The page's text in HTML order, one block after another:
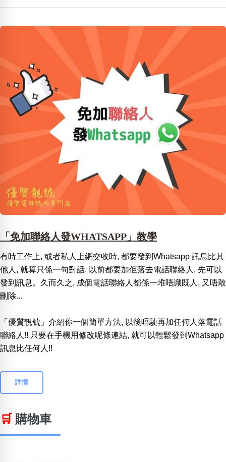
「免加聯絡人發WHATSAPP」教學
有時工作上, 或者私人上網交收時, 都要發到Whatsapp 訊息比其
他人, 就算只係一句對話, 以前都要加佢落去電話聯絡人, 先可以
發到訊息。久而久之, 成個電話聯絡人都係一堆唔識既人, 又唔敢
刪除...
「優質靚號」介紹你一個簡單方法, 以後唔駛再加任何人落電話
聯絡人!! 只要在手機用修改呢條連結, 就可以輕鬆發到Whatsapp
訊息比任何人!!
詳情
🛒 購物車